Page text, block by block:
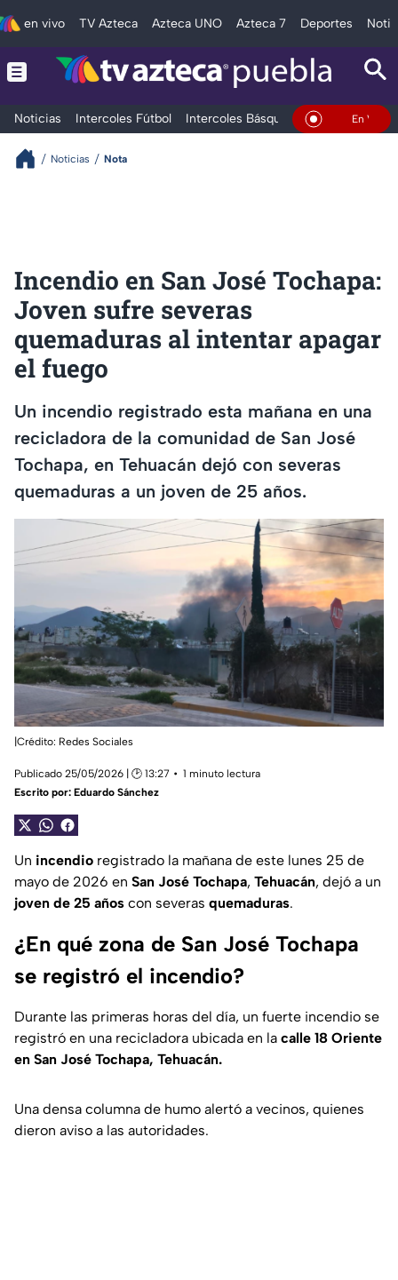
en vivo TV Azteca Azteca UNO Azteca 7 Deportes
Noticias Intercoles Fútbol Intercoles Básquetbol Deportes
En Vivo
Noticias Nota
Incendio en San José Tochapa:
Joven sufre severas
quemaduras al intentar apagar
el fuego
Un incendio registrado esta mañana en una
recicladora de la comunidad de San José
Tochapa, en Tehuacán dejó con severas
quemaduras a un joven de 25 años.
|Crédito: Redes Sociales
Publicado 25/05/2026 | 🕑 13:27
1 minuto lectura
Escrito por: Eduardo Sánchez
Un incendio registrado la mañana de este lunes 25 de
mayo de 2026 en San José Tochapa, Tehuacán, dejó a un
joven de 25 años con severas quemaduras.
¿En qué zona de San José Tochapa
se registró el incendio?
Durante las primeras horas del día, un fuerte incendio se
registró en una recicladora ubicada en la calle 18 Oriente
en San José Tochapa, Tehuacán.
Una densa columna de humo alertó a vecinos, quienes
dieron aviso a las autoridades.